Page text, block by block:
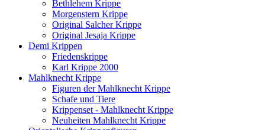
Bethlehem Krippe
Morgenstern Krippe
Original Salcher Krippe
Original Jesaja Krippe
Demi Krippen
Friedenskrippe
Karl Krippe 2000
Mahlknecht Krippe
Figuren der Mahlknecht Krippe
Schafe und Tiere
Krippenset - Mahlknecht Krippe
Neuheiten Mahlknecht Krippe